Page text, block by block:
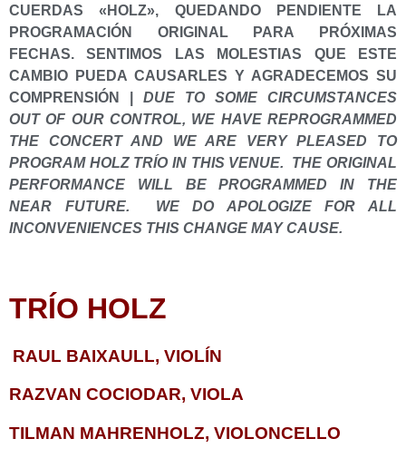
CUERDAS «HOLZ», QUEDANDO PENDIENTE LA
PROGRAMACIÓN ORIGINAL PARA PRÓXIMAS
FECHAS. SENTIMOS LAS MOLESTIAS QUE ESTE
CAMBIO PUEDA CAUSARLES Y AGRADECEMOS SU
COMPRENSIÓN | DUE TO SOME CIRCUMSTANCES
OUT OF OUR CONTROL, WE HAVE REPROGRAMMED
THE CONCERT AND WE ARE VERY PLEASED TO
PROGRAM HOLZ TRÍO IN THIS VENUE. THE ORIGINAL
PERFORMANCE WILL BE PROGRAMMED IN THE
NEAR FUTURE. WE DO APOLOGIZE FOR ALL
INCONVENIENCES THIS CHANGE MAY CAUSE.
TRÍO HOLZ
RAUL BAIXAULL, VIOLÍN
RAZVAN COCIODAR, VIOLA
TILMAN MAHRENHOLZ, VIOLONCELLO